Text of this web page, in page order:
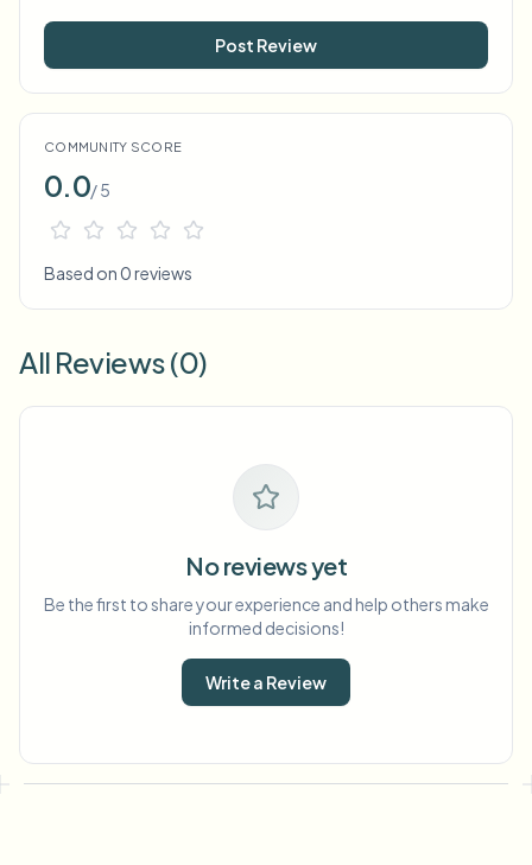
Post Review
COMMUNITY SCORE
0.0/ 5
Based on 0 reviews
All Reviews (0)
No reviews yet
Be the first to share your experience and help others make
informed decisions!
Write a Review